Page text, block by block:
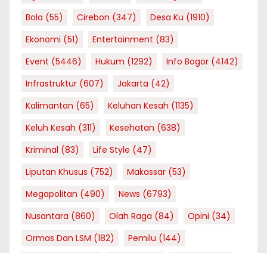
Bola (55) Cirebon (347) Desa Ku (1910)
Ekonomi (51) Entertainment (83)
Event (5446) Hukum (1292) Info Bogor (4142)
Infrastruktur (607) Jakarta (42)
Kalimantan (65) Keluhan Kesah (1135)
Keluh Kesah (311) Kesehatan (638)
Kriminal (83) Life Style (47)
Liputan Khusus (752) Makassar (53)
Megapolitan (490) News (6793)
Nusantara (860) Olah Raga (84) Opini (34)
Ormas Dan LSM (182) Pemilu (144)